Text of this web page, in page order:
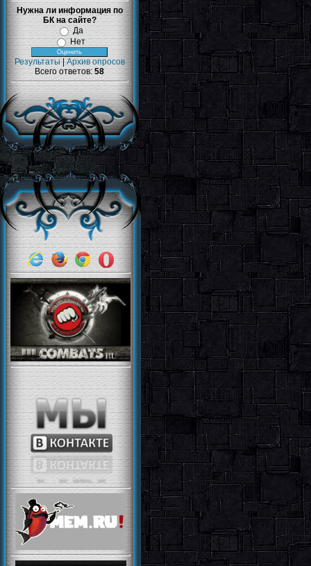
Нужна ли информация по
БК на сайте?
Да
Нет
Результаты| Архив опросов
Всего ответов: 58